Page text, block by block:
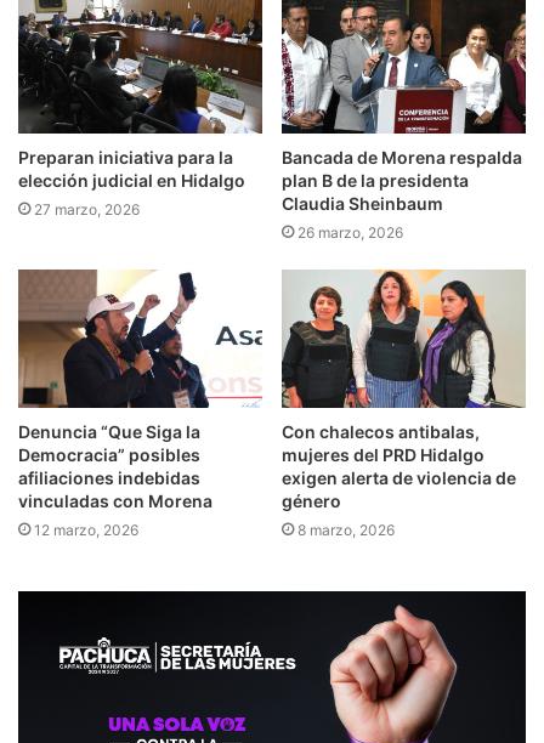
Preparan iniciativa para la
elección judicial en Hidalgo
27 marzo, 2026
Bancada de Morena respalda
plan B de la presidenta
Claudia Sheinbaum
26 marzo, 2026
Denuncia “Que Siga la
Democracia” posibles
afiliaciones indebidas
vinculadas con Morena
12 marzo, 2026
Con chalecos antibalas,
mujeres del PRD Hidalgo
exigen alerta de violencia de
género
8 marzo, 2026